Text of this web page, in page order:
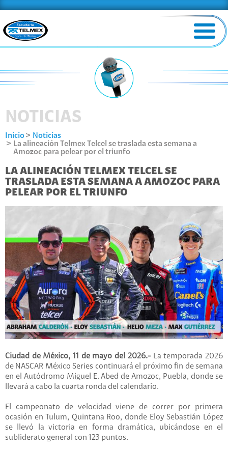
NOTICIAS
Inicio
Noticias
La alineación Telmex Telcel se traslada esta semana a
Amozoc para pelear por el triunfo
LA ALINEACIÓN TELMEX TELCEL SE
TRASLADA ESTA SEMANA A AMOZOC PARA
PELEAR POR EL TRIUNFO
Ciudad de México, 11 de mayo del 2026.-La temporada 2026
de NASCAR México Series continuará el próximo fin de semana
en el Autódromo Miguel E. Abed de Amozoc, Puebla, donde se
llevará a cabo la cuarta ronda del calendario.
El campeonato de velocidad viene de correr por primera
ocasión en Tulum, Quintana Roo, donde Eloy Sebastián López
se llevó la victoria en forma dramática, ubicándose en el
subliderato general con 123 puntos.